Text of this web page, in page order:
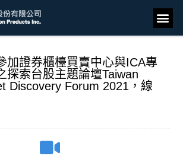
加證券櫃檯買賣中心與ICA專
探索台股主題論壇Taiwan
Discovery Forum 2021，線